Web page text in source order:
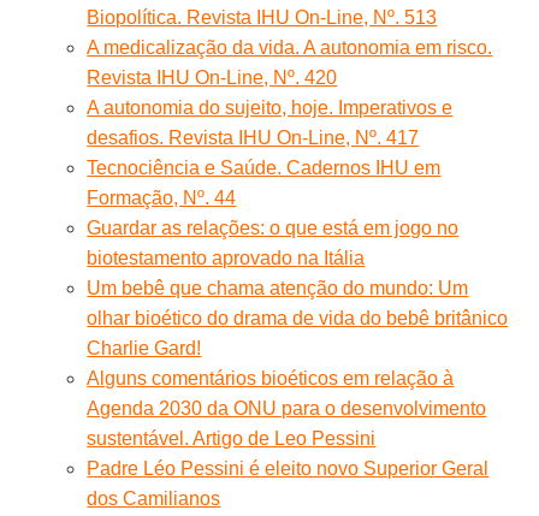
Biopolítica. Revista IHU On-Line, Nº. 513
A medicalização da vida. A autonomia em risco.
Revista IHU On-Line, Nº. 420
A autonomia do sujeito, hoje. Imperativos e
desafios. Revista IHU On-Line, Nº. 417
Tecnociência e Saúde. Cadernos IHU em
Formação, Nº. 44
Guardar as relações: o que está em jogo no
biotestamento aprovado na Itália
Um bebê que chama atenção do mundo: Um
olhar bioético do drama de vida do bebê britânico
Charlie Gard!
Alguns comentários bioéticos em relação à
Agenda 2030 da ONU para o desenvolvimento
sustentável. Artigo de Leo Pessini
Padre Léo Pessini é eleito novo Superior Geral
dos Camilianos